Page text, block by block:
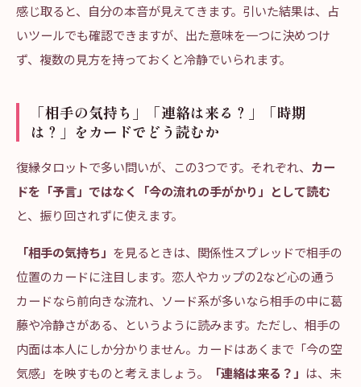
感じ取ると、自分の本音が見えてきます。引いた結果は、占
いツールでも確認できますが、出た意味を一つに決めつけ
ず、複数の見方を持っておくと冷静でいられます。
「相手の気持ち」「連絡は来る？」「時期
は？」をカードでどう読むか
復縁タロットで多い問いが、この3つです。それぞれ、 カー
ドを「予言」ではなく「今の流れの手がかり」として読む
と、振り回されずに使えます。
「相手の気持ち」 を見るときは、関係性スプレッドで相手の
位置のカードに注目します。恋人やカップの2など心の通う
カードなら前向きな流れ、ソード系が多いなら相手の中に葛
藤や冷静さがある、というように読みます。ただし、相手の
内面は本人にしか分かりません。カードはあくまで「今の空
気感」を映すものと考えましょう。
「連絡は来る？」 は、未